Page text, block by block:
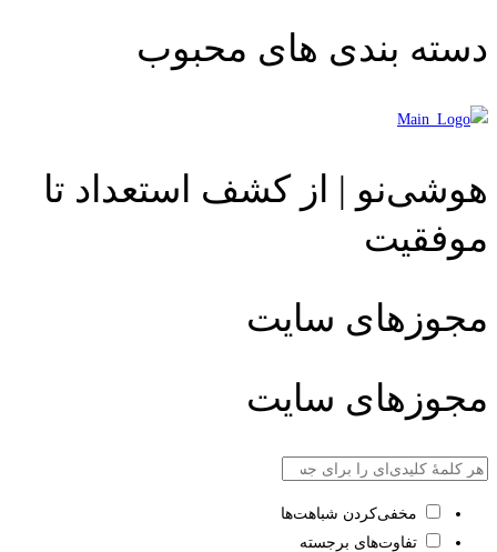
دسته بندی های محبوب
هوشی‌نو | از کشف استعداد تا
موفقیت
مجوزهای سایت
مجوزهای سایت
مخفی‌کردن شباهت‌ها
تفاوت‌های برجسته